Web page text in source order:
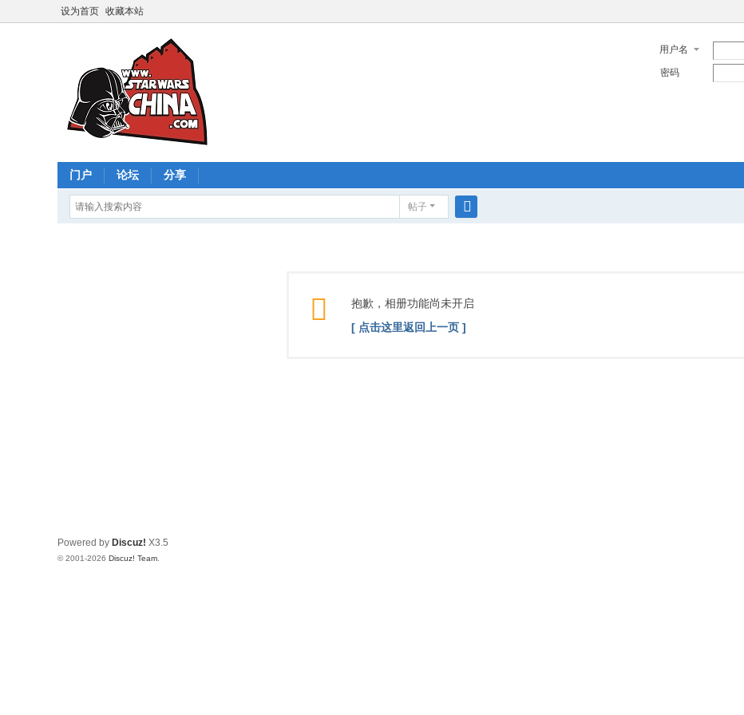
设为首页 收藏本站
用户名
密码
门户 论坛 分享
帖子
抱歉，相册功能尚未开启
[ 点击这里返回上一页 ]
Powered by Discuz! X3.5
© 2001-2026 Discuz! Team